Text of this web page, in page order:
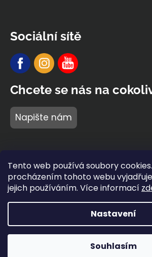
Tento web používá soubory
procházením tohoto webu
jejich používáním. Více informací
Nastavení
Souhlasím
Sociální sítě
Chcete se nás na
Napište nám
Vytvořil Shoptet
BARIDI wear®.